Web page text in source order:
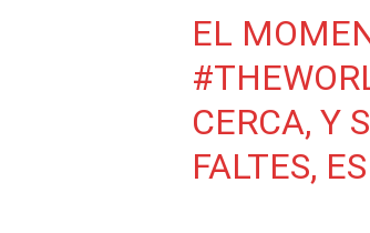
EL
CERCA, Y
FALTES,